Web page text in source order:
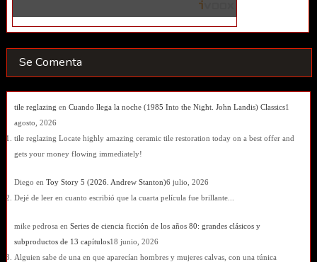
Se Comenta
tile reglazing en Cuando llega la noche (1985 Into the Night. John Landis) Classics1
agosto, 2026
tile reglazing Locate highly amazing ceramic tile restoration today on a best offer and
gets your money flowing immediately!
Diego en Toy Story 5 (2026. Andrew Stanton)6 julio, 2026
Dejé de leer en cuanto escribió que la cuarta película fue brillante...
mike pedrosa en Series de ciencia ficción de los años 80: grandes clásicos y
subproductos de 13 capítulos18 junio, 2026
Alguien sabe de una en que aparecían hombres y mujeres calvas, con una túnica